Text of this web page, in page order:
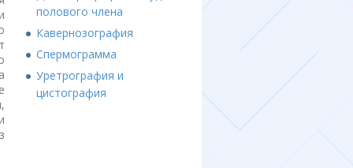
полового члена
Кавернозография
Спермограмма
Уретрография и
цистография